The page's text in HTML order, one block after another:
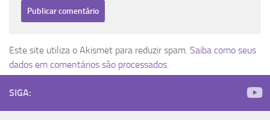
Este site utiliza o Akismet para reduzir spam. Saiba como seus
dados em comentários são processados
SIGA: